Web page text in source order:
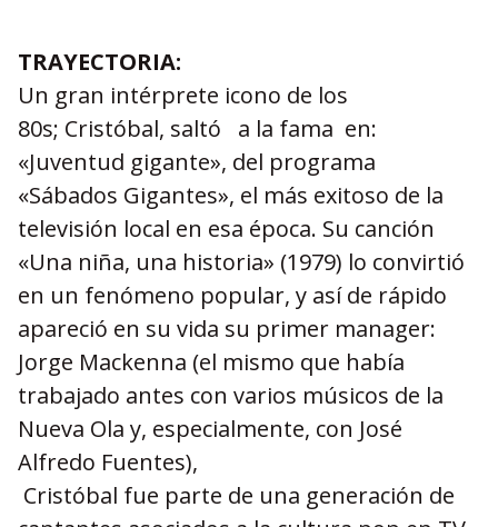
TRAYECTORIA:
Un gran intérprete icono de los
80s; Cristóbal, saltó a la fama en:
«Juventud gigante», del programa
«Sábados Gigantes», el más exitoso de la
televisión local en esa época. Su canción
«Una niña, una historia» (1979) lo convirtió
en un fenómeno popular, y así de rápido
apareció en su vida su primer manager:
Jorge Mackenna (el mismo que había
trabajado antes con varios músicos de la
Nueva Ola y, especialmente, con José
Alfredo Fuentes),
Cristóbal fue parte de una generación de